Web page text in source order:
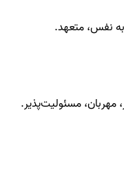
به نفس، متعهد.
مهربان، مسئولیت‌پذیر.